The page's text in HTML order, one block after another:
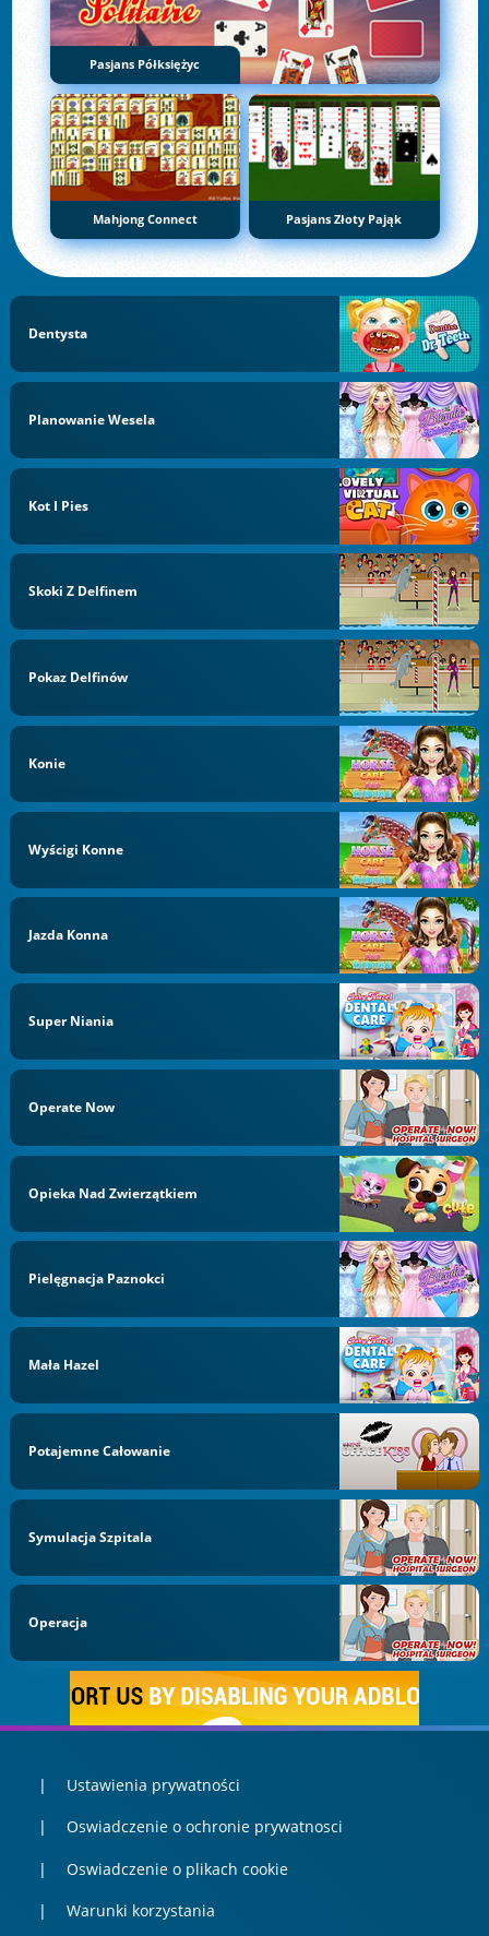
Pasjans Półksiężyc
Mahjong Connect Pasjans Złoty Pająk
Dentysta
Planowanie Wesela
Kot I Pies
Skoki Z Delfinem
Pokaz Delfinów
Konie
Wyścigi Konne
Jazda Konna
Super Niania
Operate Now
Opieka Nad Zwierzątkiem
Pielęgnacja Paznokci
Mała Hazel
Potajemne Całowanie
Symulacja Szpitala
Operacja
Ustawienia prywatności
Oswiadczenie o ochronie prywatnosci
Oswiadczenie o plikach cookie
Warunki korzystania